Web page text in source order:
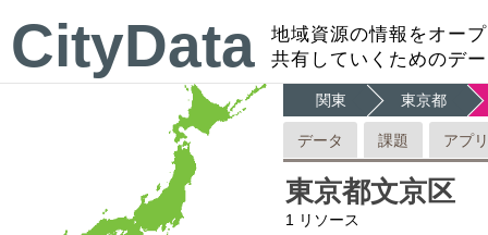
CityData
地域資源の情報をオー
共有していくためのデ
関東 東京都
データ 課題 アプリ
東京都文京区
1
リソース